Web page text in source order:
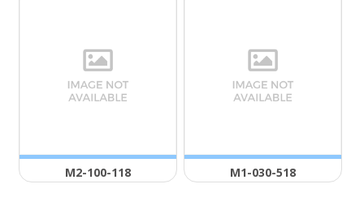
Μ2-100-118 Μ1-030-518